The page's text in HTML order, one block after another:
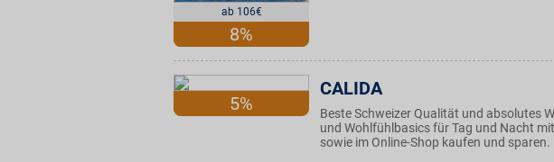
ab 106€
8%
5%
CALIDA
Beste Schweizer Qualität und absolutes
und Wohlfühlbasics für Tag und Nacht
sowie im Online-Shop kaufen und sparen.